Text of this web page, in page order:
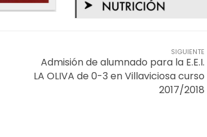
SIGUIENTE
Admisión de alumnado para la E.E.I.
LA OLIVA de 0-3 en Villaviciosa curso
2017/2018